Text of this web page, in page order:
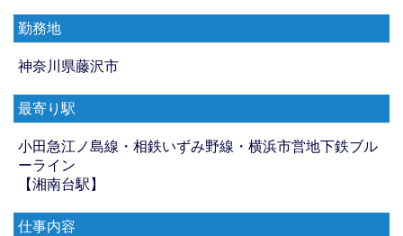
勤務地
神奈川県藤沢市
最寄り駅
小田急江ノ島線・相鉄いずみ野線・横浜市営地下鉄ブル
ーライン
【湘南台駅】
仕事内容